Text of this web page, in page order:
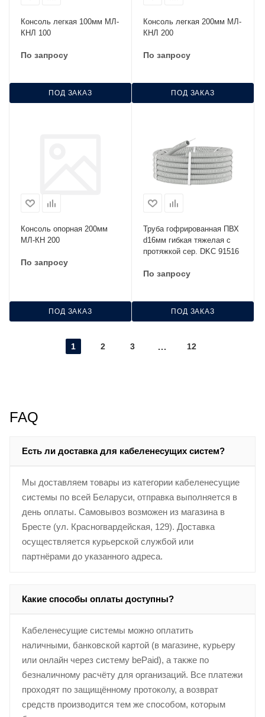
Консоль легкая 100мм МЛ-
КНЛ 100
По запросу
ПОД ЗАКАЗ
Консоль легкая 200мм МЛ-
КНЛ 200
По запросу
ПОД ЗАКАЗ
Консоль опорная 200мм
МЛ-КН 200
По запросу
ПОД ЗАКАЗ
Труба гофрированная ПВХ
d16мм гибкая тяжелая с
протяжкой сер. DKC 91516
По запросу
ПОД ЗАКАЗ
1 2 3 12
FAQ
Есть ли доставка для кабеленесущих систем?
Мы доставляем товары из категории кабеленесущие
системы по всей Беларуси, отправка выполняется в
день оплаты. Самовывоз возможен из магазина в
Бресте (ул. Красногвардейская, 129). Доставка
осуществляется курьерской службой или
партнёрами до указанного адреса.
Какие способы оплаты доступны?
Кабеленесущие системы можно оплатить
наличными, банковской картой (в магазине, курьеру
или онлайн через систему bePaid), а также по
безналичному расчёту для организаций. Все платежи
проходят по защищённому протоколу, а возврат
средств производится тем же способом, которым